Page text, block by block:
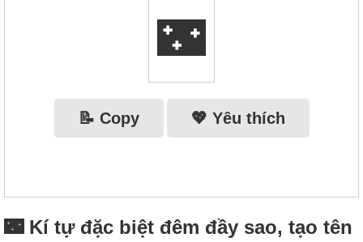
🌃
📝 Copy 💖 Yêu thích
🌃 Kí tự đặc biệt đêm đầy sao, tạo tên